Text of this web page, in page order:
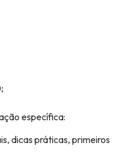
específica:
dicas práticas, primeiros